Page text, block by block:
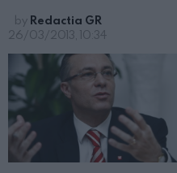
by Redactia GR
26/03/2013, 10:34